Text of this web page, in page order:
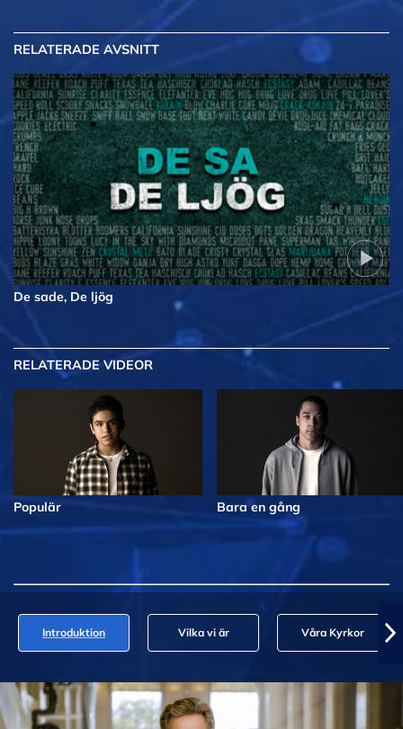
RELATERADE AVSNITT
De sade, De ljög
RELATERADE VIDEOR
Populär Bara en gång
Introduktion Vilka vi är Våra Kyrkor